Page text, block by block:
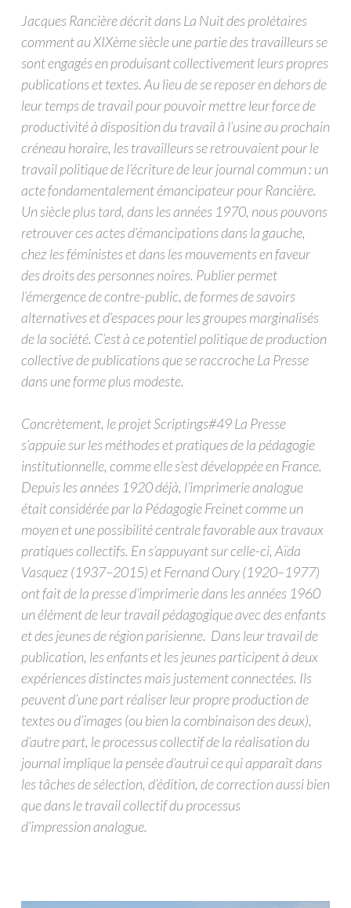
Jacques Rancière décrit dans La Nuit des prolétaires
comment au XIXème siècle une partie des travailleurs se
sont engagés en produisant collectivement leurs propres
publications et textes. Au lieu de se reposer en dehors de
leur temps de travail pour pouvoir mettre leur force de
productivité à disposition du travail à l’usine au prochain
créneau horaire, les travailleurs se retrouvaient pour le
travail politique de l’écriture de leur journal commun : un
acte fondamentalement émancipateur pour Rancière.
Un siècle plus tard, dans les années 1970, nous pouvons
retrouver ces actes d’émancipations dans la gauche,
chez les féministes et dans les mouvements en faveur
des droits des personnes noires. Publier permet
l’émergence de contre-public, de formes de savoirs
alternatives et d’espaces pour les groupes marginalisés
de la société. C’est à ce potentiel politique de production
collective de publications que se raccroche La Presse
dans une forme plus modeste.
Concrètement, le projet Scriptings#49 La Presse
s’appuie sur les méthodes et pratiques de la pédagogie
institutionnelle, comme elle s’est développée en France.
Depuis les années 1920 déjà, l’imprimerie analogue
était considérée par la Pédagogie Freinet comme un
moyen et une possibilité centrale favorable aux travaux
pratiques collectifs. En s’appuyant sur celle-ci, Aïda
Vasquez (1937–2015) et Fernand Oury (1920–1977)
ont fait de la presse d’imprimerie dans les années 1960
un élément de leur travail pédagogique avec des enfants
et des jeunes de région parisienne. Dans leur travail de
publication, les enfants et les jeunes participent à deux
expériences distinctes mais justement connectées. Ils
peuvent d’une part réaliser leur propre production de
textes ou d’images (ou bien la combinaison des deux),
d’autre part, le processus collectif de la réalisation du
journal implique la pensée d’autrui ce qui apparaît dans
les tâches de sélection, d’édition, de correction aussi bien
que dans le travail collectif du processus
d’impression analogue.